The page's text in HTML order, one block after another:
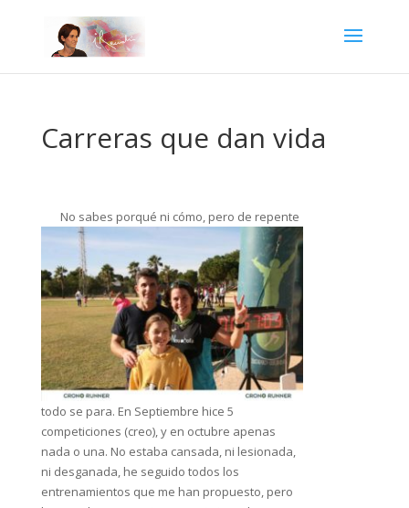
Carreras que dan vida
No sabes porqué ni cómo, pero de repente
todo se para. En Septiembre hice 5
competiciones (creo), y en octubre apenas
nada o una. No estaba cansada, ni lesionada,
ni desganada, he seguido todos los
entrenamientos que me han propuesto, pero